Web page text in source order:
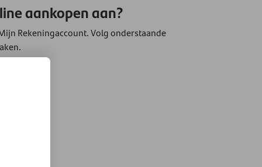
aankopen aan?
Rekeningaccount. Volg onderstaande